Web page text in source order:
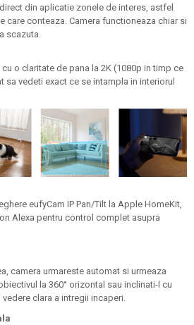
din aplicatie zonele de interes, astfel
care conteaza. Camera functioneaza chiar si
scazuta.
o claritate de pana la 2K (1080p in timp ce
sa vedeti exact ce se intampla in interiorul
eufyCam IP Pan/Tilt la Apple HomeKit,
Alexa pentru control complet asupra
camera urmareste automat si urmeaza
la 360° orizontal sau inclinati-l cu
clara a intregii incaperi.